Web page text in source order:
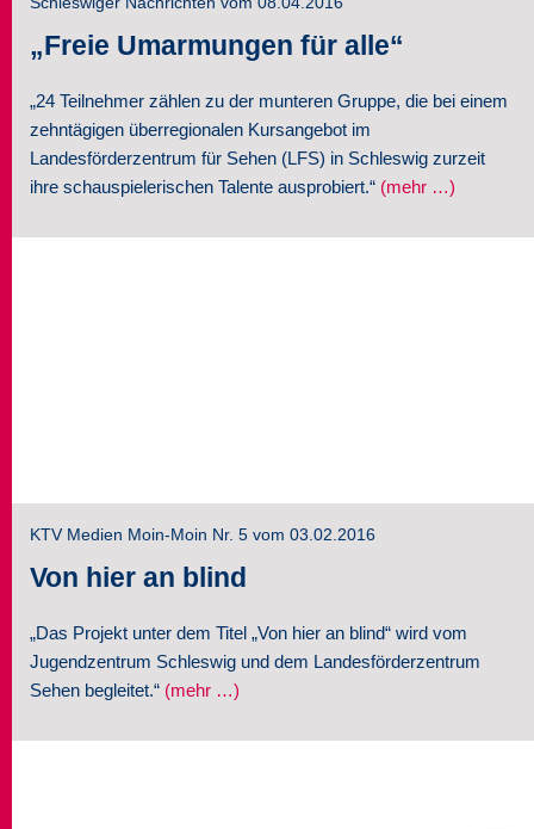
„Freie Umarmungen für alle“
„24 Teilnehmer zählen zu der munteren Gruppe, die bei einem
zehntägigen überregionalen Kursangebot im
Landesförderzentrum für Sehen (LFS) in Schleswig zurzeit
ihre schauspielerischen Talente ausprobiert.“ (mehr …)
KTV Medien Moin-Moin Nr. 5 vom 03.02.2016
Von hier an blind
„Das Projekt unter dem Titel „Von hier an blind“ wird vom
Jugendzentrum Schleswig und dem Landesförderzentrum
Sehen begleitet.“ (mehr …)